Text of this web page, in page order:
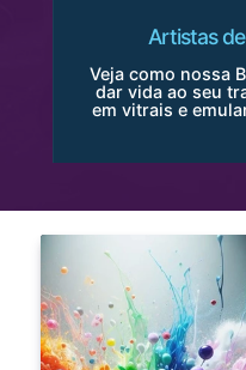
Artistas
Veja como nossa
dar vida ao seu
em vitrais e